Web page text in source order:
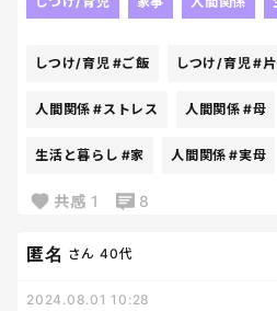
し彷徨ってヘトヘトボロボロ
労いの言葉もなく、それ言う
娘だからなんでも言っていいの
さ(ジュースこぼしたり、おか
ぁ〜
潔癖すぎると子供とは生活で
なんでも完璧に。なんて、子
しつけ/育児 #ご飯 しつけ/育児#
人間関係 #ストレス 人間関係 #母
生活と暮らし #家 人間関係 #実母
共感 1 8
匿名 さん 40代
2024.08.01 10:28